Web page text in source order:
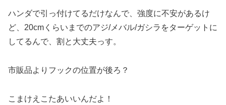
ハンダで引っ付けてるだけなんで、強度に不安があるけ
ど、20cmくらいまでのアジ/メバル/ガシラをターゲットに
してるんで、割と大丈夫っす。
市販品よりフックの位置が後ろ？
こまけえこたあいいんだよ！